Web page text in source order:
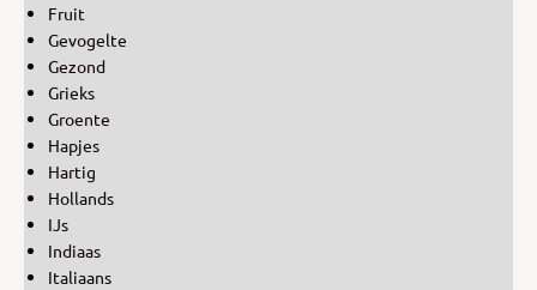
Fruit
Gevogelte
Gezond
Grieks
Groente
Hapjes
Hartig
Hollands
IJs
Indiaas
Italiaans